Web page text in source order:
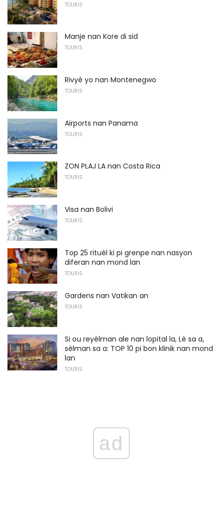
TOURIS
Manje nan Kore di sid
TOURIS
Rivyè yo nan Montenegwo
TOURIS
Airports nan Panama
TOURIS
ZON PLAJ LA nan Costa Rica
TOURIS
Visa nan Bolivi
TOURIS
Top 25 rituèl ki pi grenpe nan nasyon
diferan nan mond lan
TOURIS
Gardens nan Vatikan an
TOURIS
Si ou reyèlman ale nan lopital la, Lè sa a,
sèlman sa a: TOP 10 pi bon klinik nan mond
lan
TOURIS
ad